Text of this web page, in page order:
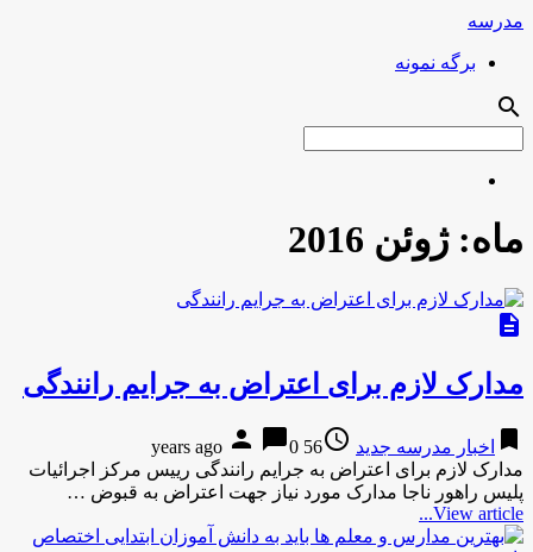
مدرسه
برگه نمونه
search
ماه:ژوئن 2016
description
مدارک لازم برای اعتراض به جرایم رانندگی
bookmark اخبار مدرسه جدید access_time
56 years ago
person chat_bubble0
مدارک لازم برای اعتراض به جرایم رانندگی رییس مرکز اجرائیات
پلیس راهور ناجا مدارک مورد نیاز جهت اعتراض به قبوض …
View article...